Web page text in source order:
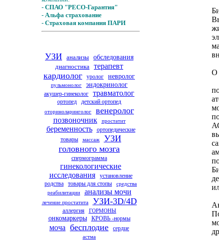
- СПАО "РЕСО-Гарантия"
- Альфа страхование
- Страховая компания ПАРИ
УЗИ анализы обследования
диагностика
терапевт
кардиолог уролог невролог
пульмонолог эндокринолог
акушер-гинеколог травматолог
ортопед детский ортопед
оториноларинголог венеролог
позвоночник простатит
беременность
ортопедические
товары
массаж
УЗИ
головного мозга
спермограмма
гинекологические
исследования
установление
родства
товары для стопы
средства
реабилитации
анализы мочи
лечение простатита УЗИ-3D/4D
аллергия ГОРМОНЫ
онкомаркеры КРОВЬ -нормы
моча бесплодие сердце
астма
О